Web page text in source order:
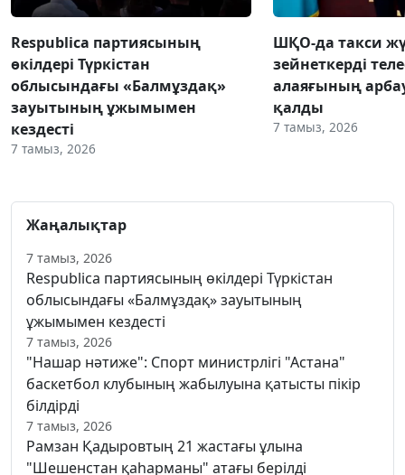
Respublica партиясының
өкілдері Түркістан
облысындағы «Балмұздақ»
зауытының ұжымымен
кездесті
7 тамыз, 2026
ШҚО-да такси
зейнеткерді
алаяғының
қалды
7 тамыз, 2026
Жаңалықтар
7 тамыз, 2026
Respublica партиясының өкілдері Түркістан
облысындағы «Балмұздақ» зауытының
ұжымымен кездесті
7 тамыз, 2026
"Нашар нәтиже": Спорт министрлігі "Астана"
баскетбол клубының жабылуына қатысты пікір
білдірді
7 тамыз, 2026
Рамзан Қадыровтың 21 жастағы ұлына
"Шешенстан қаһарманы" атағы берілді